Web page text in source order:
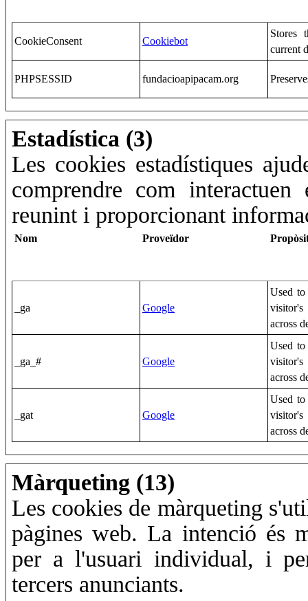
CookieConsent Cookiebot
Stores
current
PHPSESSID fundacioapipacam.org
Estadística (3)
Les cookies estadístiques
comprendre com
reunint i proporcionant
Nom Proveïdor
_ga Google
Used to
visitor's
across
_ga_# Google
Used to
visitor's
across
_gat Google
Used to
visitor's
across
Màrqueting (13)
Les cookies de màrqueting
pàgines web. La intenció és
per a l'usuari individual, i
tercers anunciants.